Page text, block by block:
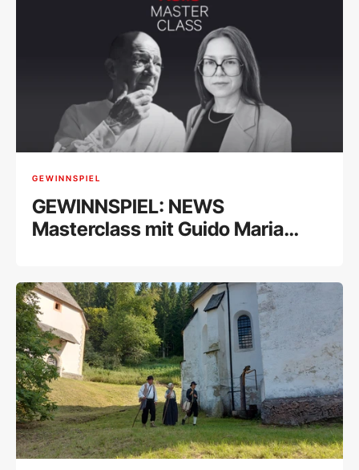
GEWINNSPIEL
GEWINNSPIEL: NEWS
Masterclass mit Guido Maria